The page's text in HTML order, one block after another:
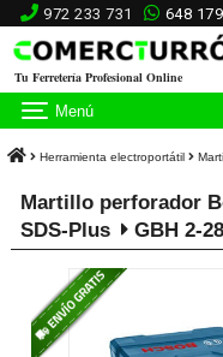
972 233 731 648
Tu Ferretería Profesional Online
Menú
Herramienta electroportátil
Martillo perforador
SDS-Plus
GBH 2-